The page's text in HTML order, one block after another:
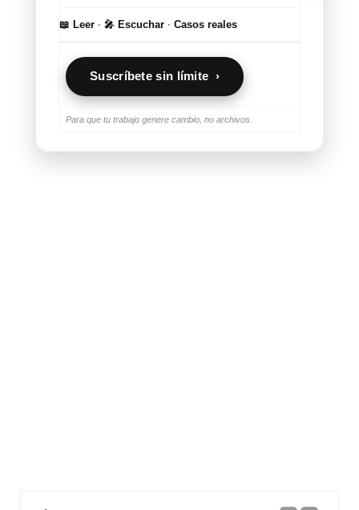
📖 Leer · 🎤 Escuchar · Casos reales
Suscríbete sin límite ›
Para que tu trabajo genere cambio, no archivos.